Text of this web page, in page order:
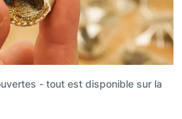
- tout est disponible sur la